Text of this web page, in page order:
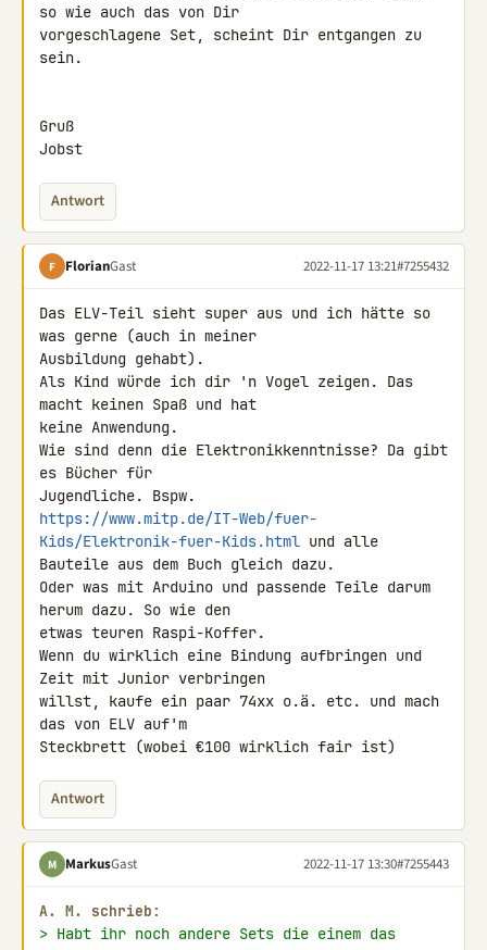
so wie auch das von Dir
vorgeschlagene Set, scheint Dir entgangen zu
sein.
Gruß
Jobst
Antwort
F FlorianGast 2022-11-17 13:21#7255432
Das ELV-Teil sieht super aus und ich hätte so
was gerne (auch in meiner
Ausbildung gehabt).
Als Kind würde ich dir 'n Vogel zeigen. Das
macht keinen Spaß und hat
keine Anwendung.
Wie sind denn die Elektronikkenntnisse? Da gibt
es Bücher für
https://www.mitp.de/IT-Web/fuer-
Kids/Elektronik-fuer-Kids.html und alle
Bauteile aus dem Buch gleich dazu.
Oder was mit Arduino und passende Teile darum
herum dazu. So wie den
etwas teuren Raspi-Koffer.
Wenn du wirklich eine Bindung aufbringen und
Zeit mit Junior verbringen
willst, kaufe ein paar 74xx o.ä. etc. und mach
das von ELV auf'm
Steckbrett (wobei €100 wirklich fair ist)
Antwort
M MarkusGast 2022-11-17 13:30#7255443
A. M. schrieb:
> Habt ihr noch andere Sets die einem das